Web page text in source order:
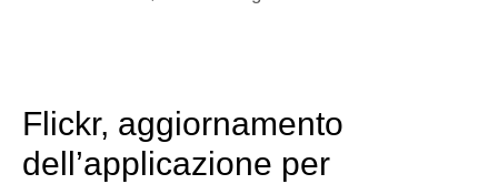
Flickr, aggiornamento
dell’applicazione per